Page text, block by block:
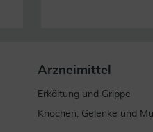
Arzneimittel
Erkältung und Grippe
Knochen, Gelenke und